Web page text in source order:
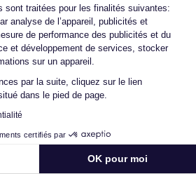
sont traitées pour les finalités suivantes:
analyse de l’appareil, publicités et
de performance des publicités et du
et développement de services, stocker
sur un appareil.
par la suite, cliquez sur le lien
dans le pied de page.
certifiés par
OK pour moi
Axeptio consent
! J'ai acheté mon iPhone 14 Pro
il est nickel. La batterie a été